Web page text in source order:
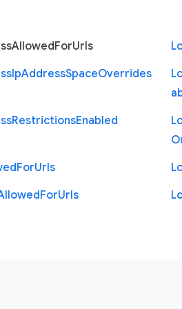
AllowedForUrls
IpAddressSpaceOverrides
RestrictionsEnabled
ForUrls
ForUrls